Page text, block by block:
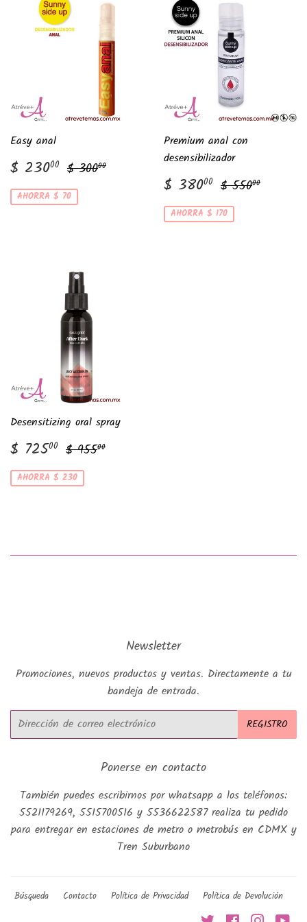
Easy anal
Precio
de
venta
$ 23000 $
230.00
Precio habitual
$ 30000
AHORRA $ 70
Premium anal con
desensibilizador
Precio
de
venta
$ 38000 $
380.00
Precio
$ 55000
AHORRA $ 170
Desensitizing oral spray
Precio
de
venta
$ 72500 $
725.00
Precio habitual
$ 95500
AHORRA $ 230
Newsletter
Promociones, nuevos productos y ventas. Directamente a tu
bandeja de entrada.
Correo
electrónico
REGISTRO
Ponerse en contacto
También puedes escribirnos por whatsapp a los teléfonos:
5521179269, 5515700516 y 5536622587 realiza tu pedido
para entregar en estaciones de metro o metrobús en CDMX y
Tren Suburbano
Búsqueda Contacto Política de Privacidad Política de Devolución